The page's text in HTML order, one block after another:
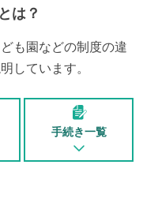
は？
も園などの制度の違
しています。
手続き一覧